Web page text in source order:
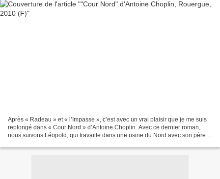
Après « Radeau » et « l’Impasse », c’est avec un vrai plaisir que je me suis
replongé dans « Cour Nord » d’Antoine Choplin. Avec ce dernier roman,
nous suivons Léopold, qui travaille dans une usine du Nord avec son père,